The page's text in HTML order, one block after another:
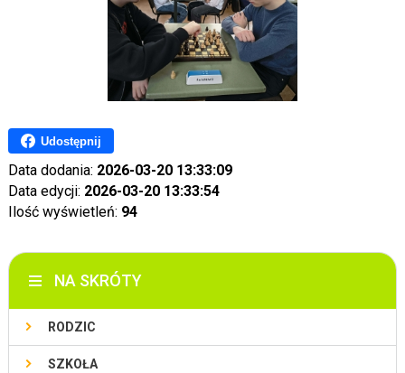
Udostępnij
Data dodania: 2026-03-20 13:33:09
Data edycji: 2026-03-20 13:33:54
Ilość wyświetleń: 94
NA SKRÓTY
RODZIC
SZKOŁA